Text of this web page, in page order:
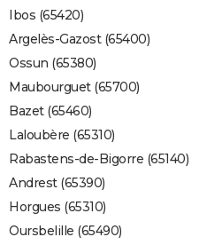
Ibos (65420)
Argelès-Gazost (65400)
Ossun (65380)
Maubourguet (65700)
Bazet (65460)
Laloubère (65310)
Rabastens-de-Bigorre (65140)
Andrest (65390)
Horgues (65310)
Oursbelille (65490)